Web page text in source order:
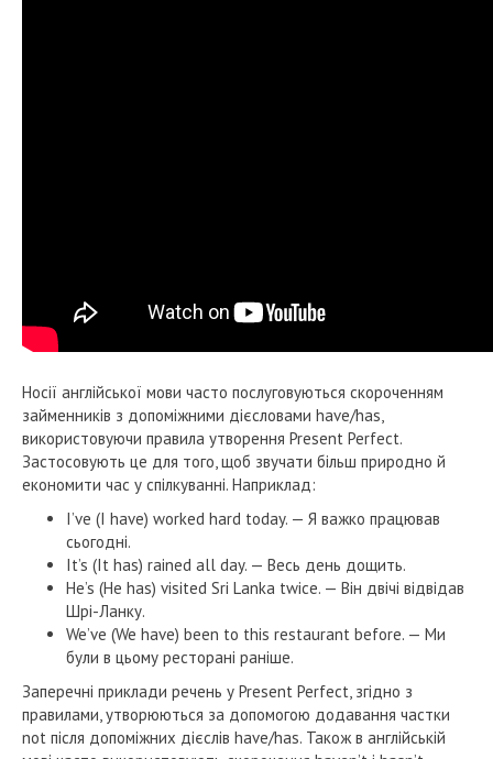
Носії англійської мови часто послуговуються скороченням
займенників з допоміжними дієсловами have/has,
використовуючи правила утворення Present Perfect.
Застосовують це для того, щоб звучати більш природно й
економити час у спілкуванні. Наприклад:
I’ve (I have) worked hard today. — Я важко працював
сьогодні.
It’s (It has) rained all day. — Весь день дощить.
He’s (He has) visited Sri Lanka twice. — Він двічі відвідав
Шрі-Ланку.
We’ve (We have) been to this restaurant before. — Ми
були в цьому ресторані раніше.
Заперечні приклади речень у Present Perfect, згідно з
правилами, утворюються за допомогою додавання частки
not після допоміжних дієслів have/has. Також в англійській